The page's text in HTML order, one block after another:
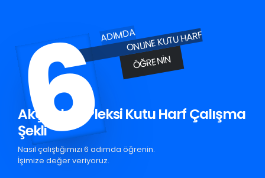
6ADIMDAONLINE KUTU HARF
ÖĞRENIN
Akçaabat Pleksi Kutu Harf Çalışma
Şekli
Nasıl çalıştığımızı 6 adımda öğrenin.
İşimize değer veriyoruz.